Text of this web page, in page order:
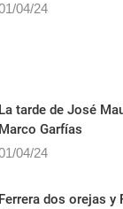
04/24
La tarde de José
Marco Garfías
04/24
Ferrera dos orejas y